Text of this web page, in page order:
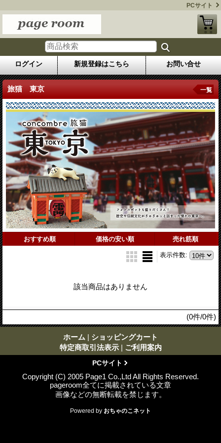
PCサイト
ログイン 新規登録はこちら お問い合せ
旅猫 東京 一覧
おすすめ順 価格の安い順 売れ筋順
表示件数:
該当商品はありません
(0件/0件)
ホーム | ショッピングカート
特定商取引法表示 | ご利用案内
PCサイト
Copyright (C) 2005 Page1 Co.,Ltd All Rights Reserved.
pageroom全てに掲載されている文章
画像などの無断転載を禁じます。
Powered by おちゃのこネット